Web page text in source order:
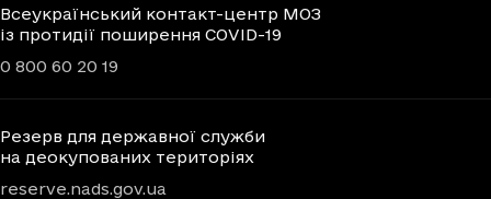
Всеукраїнський контакт-центр МОЗ
із протидії поширення COVID-19
0 800 60 20 19
Резерв для державної служби
на деокупованих територіях
reserve.nads.gov.ua